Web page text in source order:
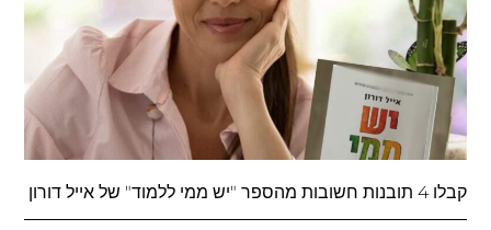
קבלו 4 תובנות חשובות מהספר "יש ממי ללמוד" של אייל דורון